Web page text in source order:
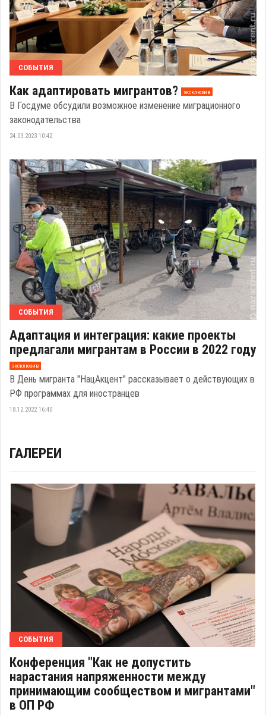
СОБЫТИЯ
Как адаптировать мигрантов? эксклюзив
В Госдуме обсудили возможное изменение миграционного
законодательства
24.03.2023 10:42
СОБЫТИЯ
Адаптация и интеграция: какие проекты
предлагали мигрантам в России в 2022 году
эксклюзив
В День мигранта "НацАкцент" рассказывает о действующих в
РФ программах для иностранцев
18.12.2022 16:40
ГАЛЕРЕИ
СОБЫТИЯ
Конференция "Как не допустить
нарастания напряженности между
принимающим сообществом и мигрантами"
в ОП РФ